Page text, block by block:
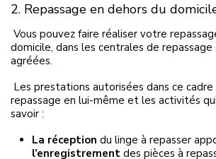
2. Repassage en dehors du
Vous pouvez faire réaliser votre
domicile, dans les centrales de
agréées.
Les prestations autorisées dans ce
repassage en lui-même et les activités
savoir :
La réception du linge à repasser
l’enregistrement des pièces à